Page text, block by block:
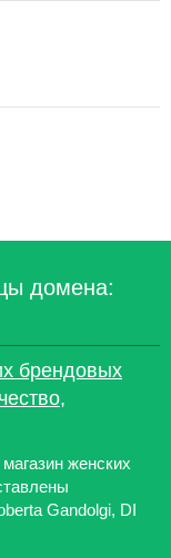
домена:
брендовых
женских
Gandolgi, DI